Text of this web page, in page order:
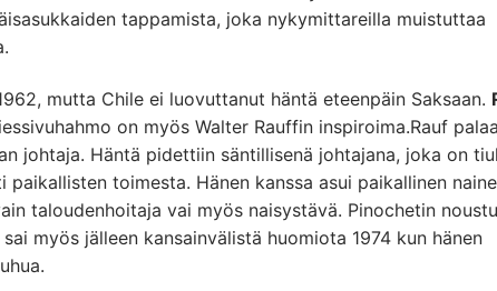
tappamista, joka nykymittareilla muistuttaa
mutta Chile ei luovuttanut häntä eteenpäin Saksaan.
on myös Walter Rauffin inspiroima.Rauf
johtaja. Häntä pidettiin säntillisenä johtajana, joka on
toimesta. Hänen kanssa asui paikallinen
taloudenhoitaja vai myös naisystävä. Pinochetin
myös jälleen kansainvälistä huomiota 1974 kun hänen